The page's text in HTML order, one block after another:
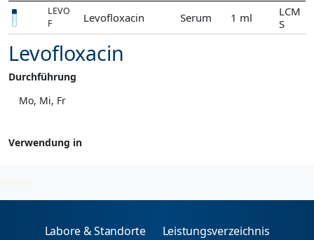
LEVO
F
Levofloxacin Serum 1 ml
LCM
S
Levofloxacin
Durchführung
Mo, Mi, Fr
Verwendung in
2026-08-06
Labore & Standorte Leistungsverzeichnis